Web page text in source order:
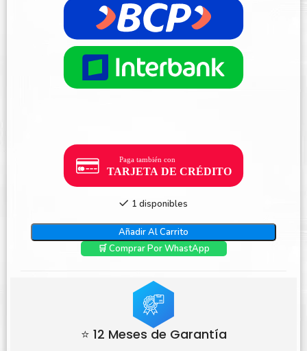
1 disponibles
Añadir Al Carrito
🛒 Comprar Por WhastApp
⭐ 12 Meses de Garantía